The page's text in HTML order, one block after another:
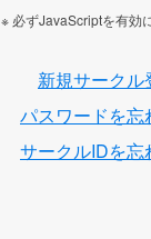
※ 必ずJavaScriptを有効
新規サークル
パスワードを忘
サークルIDを忘